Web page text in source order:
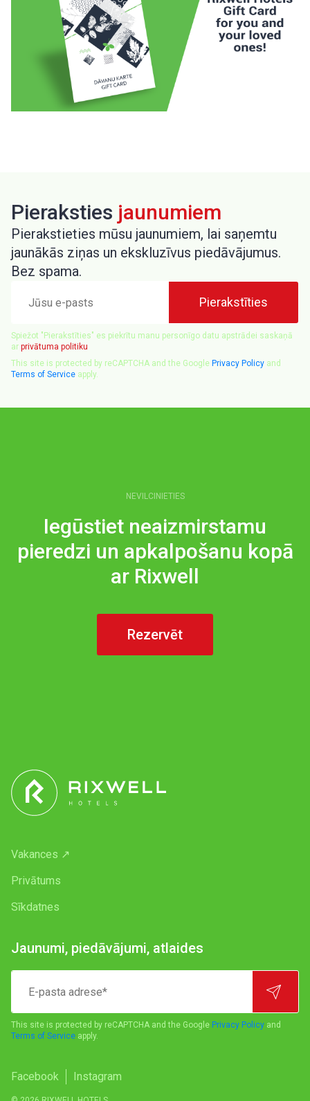
Pieraksties jaunumiem
Pierakstieties mūsu jaunumiem, lai saņemtu
jaunākās ziņas un ekskluzīvus piedāvājumus.
Bez spama.
Pierakstīties
Spiežot "Pierakstīties" es piekrītu manu personīgo datu apstrādei saskaņā
ar privātuma politiku
This site is protected by reCAPTCHA and the Google Privacy Policy and
Terms of Service apply.
NEVILCINIETIES
Iegūstiet neaizmirstamu
pieredzi un apkalpošanu kopā
ar Rixwell
Rezervēt
Vakances ↗
Privātums
Sīkdatnes
Jaunumi, piedāvājumi, atlaides
pasta
adrese*
This site is protected by reCAPTCHA and the Google Privacy Policy and
Terms of Service apply.
Facebook Instagram